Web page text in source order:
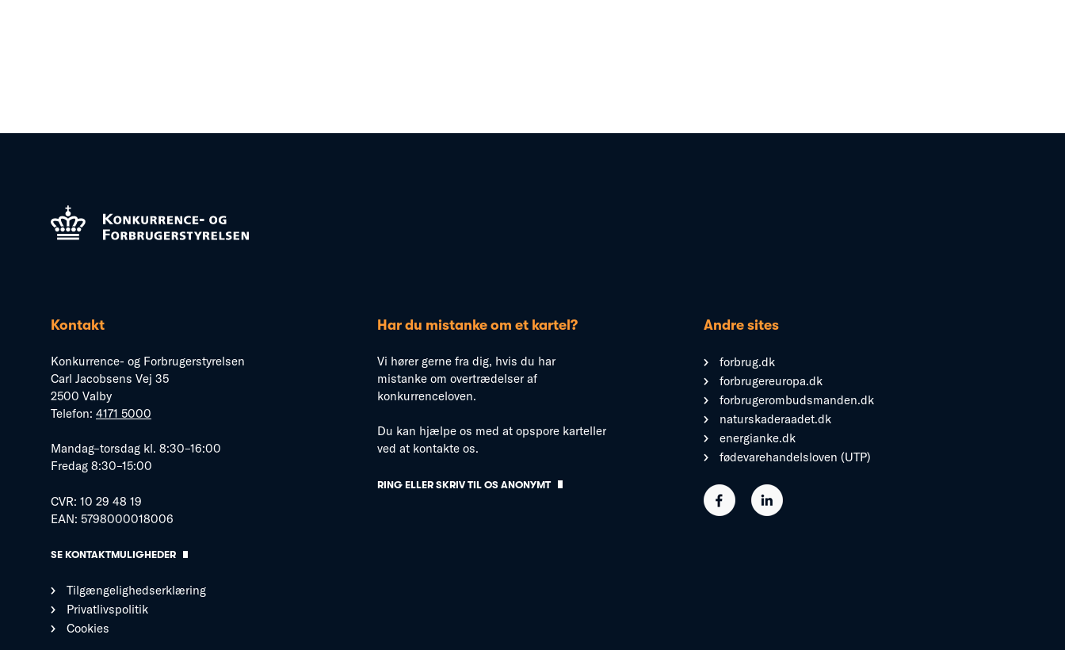
Kontakt
Konkurrence- og Forbrugerstyrelsen
Carl Jacobsens Vej 35
2500 Valby
Telefon: 4171 5000
Mandag–torsdag kl. 8:30–16:00
Fredag 8:30–15:00
CVR: 10 29 48 19
EAN: 5798000018006
SE KONTAKTMULIGHEDER
Tilgængelighedserklæring
Privatlivspolitik
Cookies
Har du mistanke om et kartel?
Vi hører gerne fra dig, hvis du har
mistanke om overtrædelser af
konkurrenceloven.
Du kan hjælpe os med at opspore karteller
ved at kontakte os.
RING ELLER SKRIV TIL OS ANONYMT
Andre sites
forbrug.dk
forbrugereuropa.dk
forbrugerombudsmanden.dk
naturskaderaadet.dk
energianke.dk
fødevarehandelsloven (UTP)